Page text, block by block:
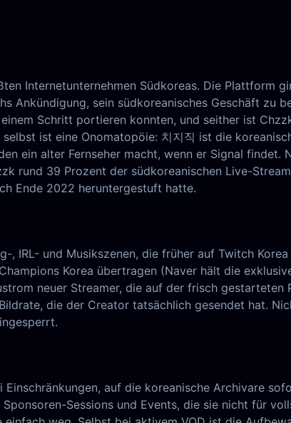
Internetunternehmen Südkoreas. Die Plattform
sein südkoreanisches Geschäft zu
Schritt portieren konnten, und seither ist
ist eine Onomatopöie: 치지직 ist die
ein alter Fernseher macht, wenn er Signal
rund 39 Prozent der südkoreanischen Live-
Ende 2022 heruntergestuft hatte.
IRL- und Musikszenen, die früher auf Twitch
Korea übertragen (Naver hält die
neuer Streamer, die auf der frisch
die der Creator tatsächlich gesendet hat.
auf die koreanische Archivare
Sessions und Events, die sie nicht für